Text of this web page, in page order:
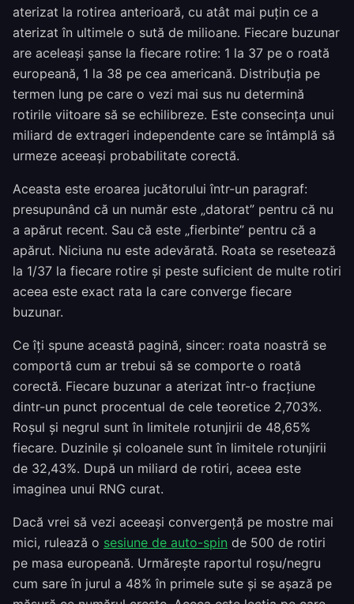
aterizat la rotirea anterioară, cu atât mai puțin ce a
aterizat în ultimele o sută de milioane. Fiecare buzunar
are aceleași șanse la fiecare rotire: 1 la 37 pe o roată
europeană, 1 la 38 pe cea americană. Distribuția pe
termen lung pe care o vezi mai sus nu determină
rotirile viitoare să se echilibreze. Este consecința unui
miliard de extrageri independente care se întâmplă să
urmeze aceeași probabilitate corectă.
Aceasta este eroarea jucătorului într-un paragraf:
presupunând că un număr este „datorat” pentru că nu
a apărut recent. Sau că este „fierbinte” pentru că a
apărut. Niciuna nu este adevărată. Roata se resetează
la 1/37 la fiecare rotire și peste suficient de multe rotiri
aceea este exact rata la care converge fiecare
buzunar.
Ce îți spune această pagină, sincer: roata noastră se
comportă cum ar trebui să se comporte o roată
corectă. Fiecare buzunar a aterizat într-o fracțiune
dintr-un punct procentual de cele teoretice 2,703%.
Roșul și negrul sunt în limitele rotunjirii de 48,65%
fiecare. Duzinile și coloanele sunt în limitele rotunjirii
de 32,43%. După un miliard de rotiri, aceea este
imaginea unui RNG curat.
Dacă vrei să vezi aceeași convergență pe mostre mai
mici, rulează o sesiune de auto-spin de 500 de rotiri
pe masa europeană. Urmărește raportul roșu/negru
cum sare în jurul a 48% în primele sute și se așază pe